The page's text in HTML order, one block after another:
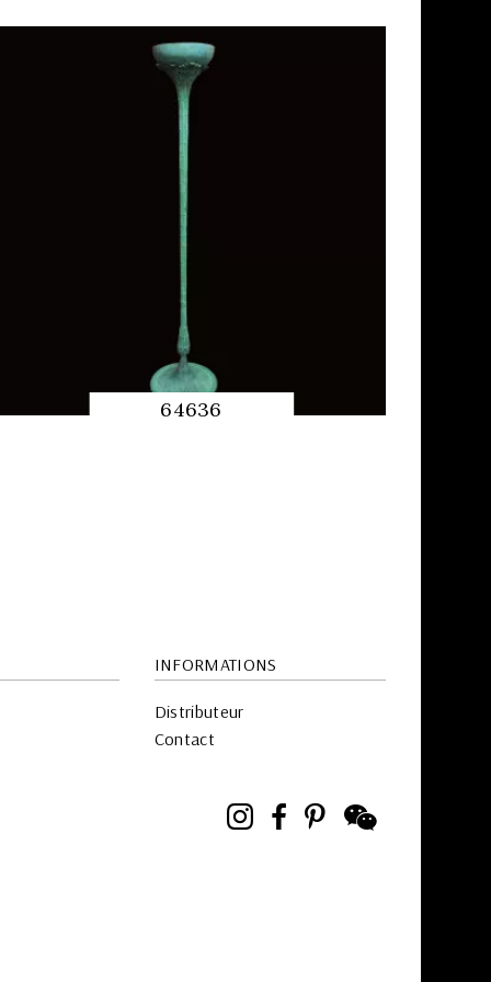
APERÇU RAPIDE
64636
INFORMATIONS
Distributeur
Contact
Instagram
Facebook
PinterestWeChat